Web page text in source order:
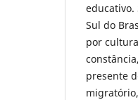
educativo.
Sul do
por
presente